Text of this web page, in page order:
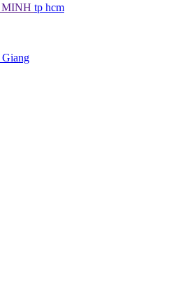
tp hcm